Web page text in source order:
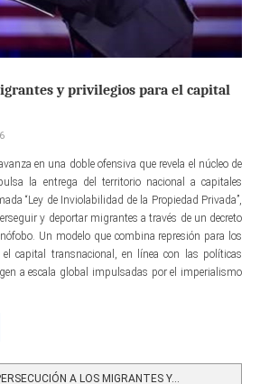
y privilegios para el capital
en una doble ofensiva que revela el núcleo de
la entrega del territorio nacional a capitales
“Ley de Inviolabilidad de la Propiedad Privada”,
y deportar migrantes a través de un decreto
Un modelo que combina represión para los
capital transnacional, en línea con las políticas
a escala global impulsadas por el imperialismo
A LOS MIGRANTES Y...